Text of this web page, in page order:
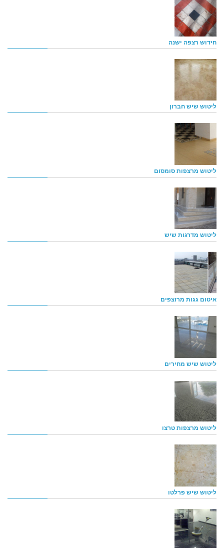
חידוש רצפה ישנה
ליטוש שיש חברון
ליטוש מרצפות סומסום
ליטוש מדרגות שיש
איטום גגות מרוצפים
ליטוש שיש מחירים
ליטוש מרצפות טרצו
ליטוש שיש פרלטו